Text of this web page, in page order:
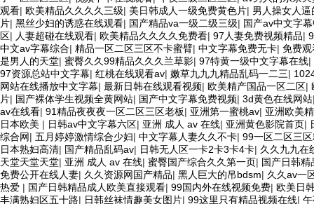
观看| 欧美精品久久久久三级| 美日韩成人一级免费黄色片| 男人操女人
片| 黑丝少妇的诱惑在线观看| 国产精品va一级二级三级| 国产av中文字
区| 人妻超碰在线观看| 欧美精品久久久久免费看| 97人妻免费视频精品|
中文av字幕综合| 精品一区二区三区不卡蜜臂| 中文字幕免费无卡| 免费
是男人的天堂| 蜜臀久久99精品久久久兰草影| 97特黄一级中文字幕在线|
97资源总站中文字幕| 红桃在线观看av| 嫩草九九九精品乱码一二三|
网站在线播放中文字幕| 最新日韩在线观看视频| 欧美精产国品一区二区|
片| 国产裸体学生视频全黄网站| 国产中文字幕免费视频| 3d黄色在线网站
av在线看| 91精品夜夜夜一区二区三区老板| 亚洲第一蜜桃av| 亚洲欧美
日本欧美 | 日韩av中文字幕六区| 亚洲 成人 av 在线| 亚洲黄色影院首页|
综合网| 五月婷婷激情综合少妇| 中文字幕人妻久久不卡| 99一区二区三
日本熟妇高清| 国产精品乱码av| 日韩无人区一卡2卡3卡4卡| 久久九九在
天堂天堂天堂| 亚洲 成人 av 在线| 蜜臀国产综合久久第一页| 国产日韩精
免费公开在线人妻| 久久资源网国产精品| 黑人巨大的吊bdsm| 久久av一
热爱 | 国产日韩精品成人欧美直接观看| 99国内外在线视频免费| 欧美日
丰满熟妇区五十路| 日韩丝袜情趣美女图片| 99这里只有精品视频在线|